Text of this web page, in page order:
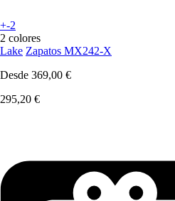
+-2
2 colores
Lake Zapatos MX242-X
Desde 369,00 €
295,20 €